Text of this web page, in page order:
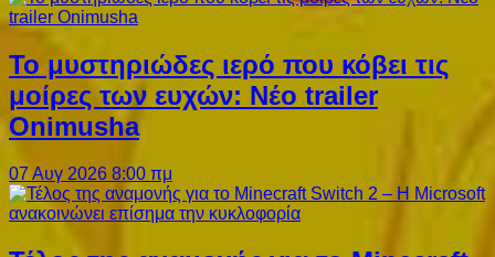
Το μυστηριώδες ιερό που κόβει τις
μοίρες των ευχών: Νέο trailer
Onimusha
07 Αυγ 2026 8:00 πμ